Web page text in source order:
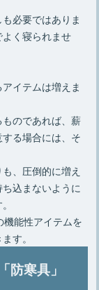
必要ではありま
く寝られませ
イテムは増えま
のであれば、薪
る場合には、そ
、圧倒的に増え
込まないように
機能性アイテムを
す。
防寒具」